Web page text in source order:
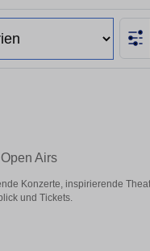
Airs
Konzerte, inspirierende
und Tickets.